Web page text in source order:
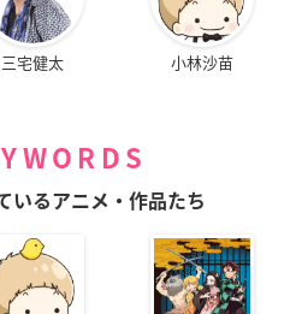
三宅健太 小林沙苗
いるアニメ・作品たち